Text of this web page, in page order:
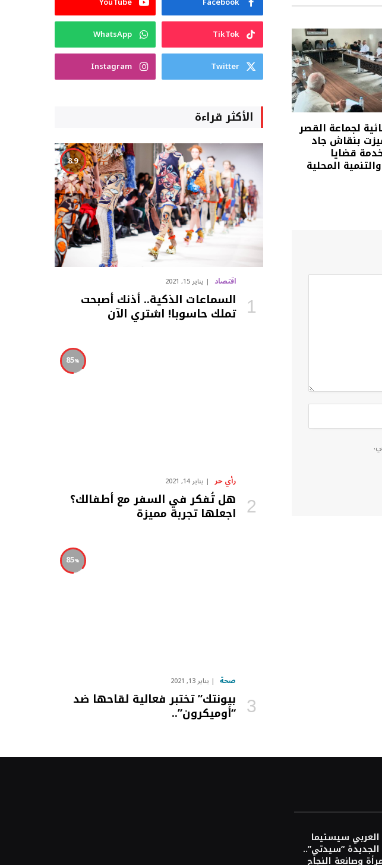
لجماعة القصر
بنقاش جاد
قضايا
المحلية
TikTok
WhatsApp
Twitter
Instagram
الأكثر قراءة
8.9
اقتصاد يناير 15, 2021
السماعات الذكية.. أذنك أصبحت
تملك حاسوبا! اشتري الآن
85
رأي حر يناير 14, 2021
هل تُفكر في السفر مع أطفالك؟
اجعلها تجربة مميزة
85
صحة يناير 13, 2021
بيونتك” تختبر فعالية لقاحها ضد
“أوميكرون”..
العربي سيستيما
“سيدتي”..
وصانعة النجاح